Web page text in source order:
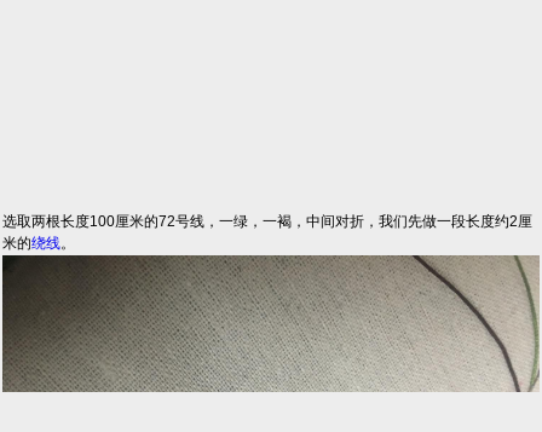
选取两根长度100厘米的72号线，一绿，一褐，中间对折，我们先做一段长度约2厘
米的绕线。